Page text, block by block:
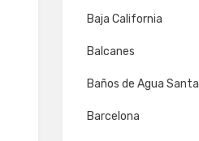
Baja California
Balcanes
Baños de Agua Santa
Barcelona